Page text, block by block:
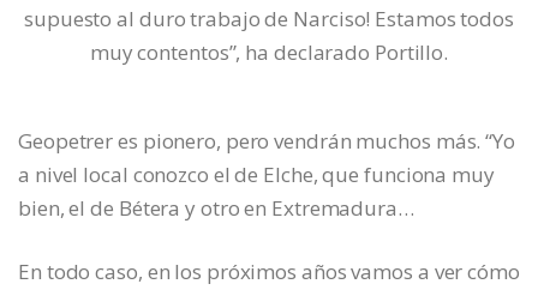
supuesto al duro trabajo de Narciso! Estamos todos
muy contentos”, ha declarado Portillo.
Geopetrer es pionero, pero vendrán muchos más. “Yo
a nivel local conozco el de Elche, que funciona muy
bien, el de Bétera y otro en Extremadura…
En todo caso, en los próximos años vamos a ver cómo